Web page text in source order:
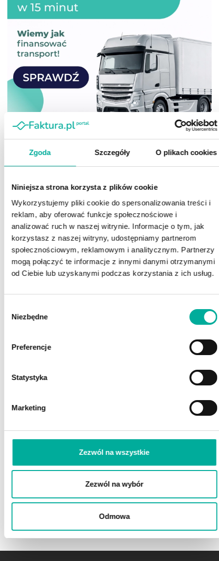
Zgoda Szczegóły O plikach cookies
Niniejsza strona korzysta z plików cookie
Wykorzystujemy pliki cookie do spersonalizowania treści i
reklam, aby oferować funkcje społecznościowe i
analizować ruch w naszej witrynie. Informacje o tym, jak
korzystasz z naszej witryny, udostępniamy partnerom
społecznościowym, reklamowym i analitycznym. Partnerzy
mogą połączyć te informacje z innymi danymi otrzymanymi
od Ciebie lub uzyskanymi podczas korzystania z ich usług.
zgody
Niezbędne
Preferencje
Statystyka
Marketing
Zezwól na wszystkie
Zezwól na wybór
Odmowa
POSZUKUJESZ FINANSOWANIA?
Wyrażam zgodę na przetwarzanie przez eFaktor S.A. moich danych osobowych
Wyrażam zgodę na wykorzystywanie przez eFaktor S.A. telekomunikacyjnych urządzeń
Wyrażam zgodę na otrzymywanie informacji handlowych drogą elektroniczną(rozwiń)
ZAMÓW ROZMOWĘ